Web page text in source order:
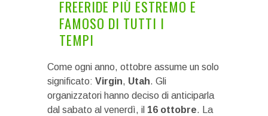
FREERIDE PIÙ ESTREMO E
FAMOSO DI TUTTI I
TEMPI
Come ogni anno, ottobre assume un solo
significato: Virgin, Utah. Gli
organizzatori hanno deciso di anticiparla
dal sabato al venerdì, il 16 ottobre. La